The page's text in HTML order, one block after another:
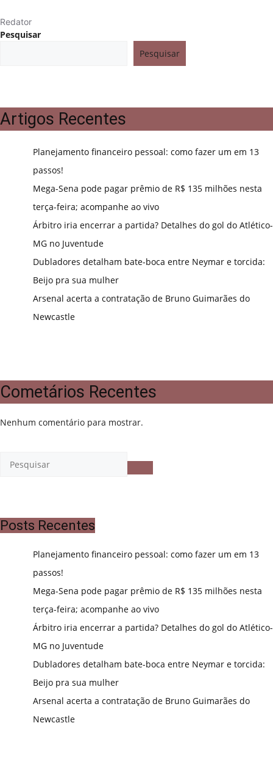
Redator
Pesquisar
Pesquisar
Artigos Recentes
Planejamento financeiro pessoal: como fazer um em 13
passos!
Mega-Sena pode pagar prêmio de R$ 135 milhões nesta
terça-feira; acompanhe ao vivo
Árbitro iria encerrar a partida? Detalhes do gol do Atlético-
MG no Juventude
Dubladores detalham bate-boca entre Neymar e torcida:
Beijo pra sua mulher
Arsenal acerta a contratação de Bruno Guimarães do
Newcastle
Cometários Recentes
Nenhum comentário para mostrar.
Posts Recentes
Planejamento financeiro pessoal: como fazer um em 13
passos!
Mega-Sena pode pagar prêmio de R$ 135 milhões nesta
terça-feira; acompanhe ao vivo
Árbitro iria encerrar a partida? Detalhes do gol do Atlético-
MG no Juventude
Dubladores detalham bate-boca entre Neymar e torcida:
Beijo pra sua mulher
Arsenal acerta a contratação de Bruno Guimarães do
Newcastle